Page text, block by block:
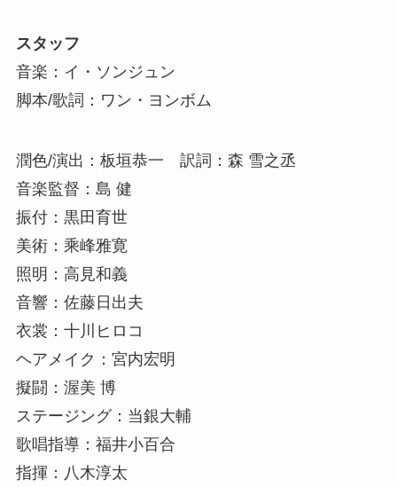
スタッフ
音楽：イ・ソンジュン
脚本/歌詞：ワン・ヨンボム
潤色/演出：板垣恭一 訳詞：森 雪之丞
音楽監督：島 健
振付：黒田育世
美術：乘峰雅寛
照明：高見和義
音響：佐藤日出夫
衣裳：十川ヒロコ
ヘアメイク：宮内宏明
擬闘：渥美 博
ステージング：当銀大輔
歌唱指導：福井小百合
指揮：八木淳太